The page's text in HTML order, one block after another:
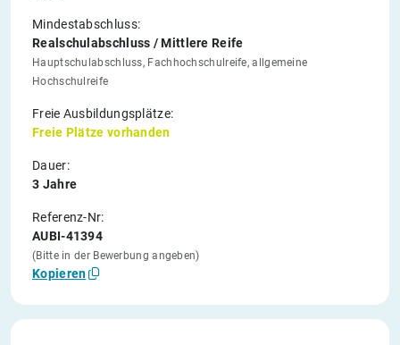
Mindestabschluss:
Realschulabschluss / Mittlere Reife
Hauptschulabschluss, Fachhochschulreife, allgemeine
Hochschulreife
Freie Ausbildungsplätze:
Freie Plätze vorhanden
Dauer:
3 Jahre
Referenz-Nr:
AUBI-41394
(Bitte in der Bewerbung angeben)
Kopieren